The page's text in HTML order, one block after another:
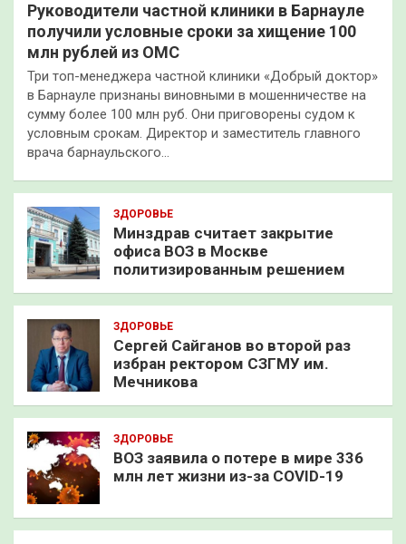
Руководители частной клиники в Барнауле
получили условные сроки за хищение 100
млн рублей из ОМС
Три топ-менеджера частной клиники «Добрый доктор»
в Барнауле признаны виновными в мошенничестве на
сумму более 100 млн руб. Они приговорены судом к
условным срокам. Директор и заместитель главного
врача барнаульского…
ЗДОРОВЬЕ
Минздрав считает закрытие
офиса ВОЗ в Москве
политизированным решением
ЗДОРОВЬЕ
Сергей Сайганов во второй раз
избран ректором СЗГМУ им.
Мечникова
ЗДОРОВЬЕ
ВОЗ заявила о потере в мире 336
млн лет жизни из-за COVID-19